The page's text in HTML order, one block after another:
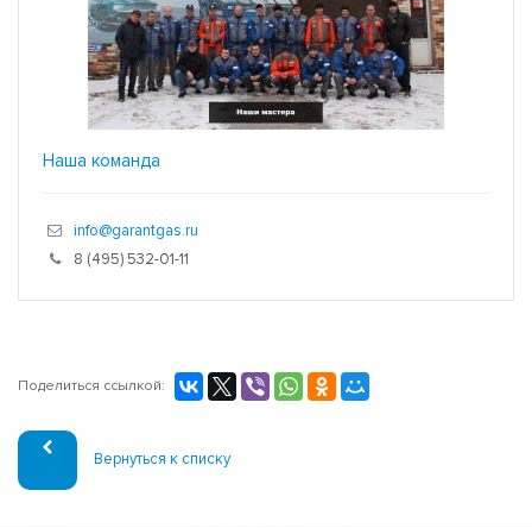
Наша команда
info@garantgas.ru
8 (495) 532-01-11
Поделиться ссылкой:
Вернуться к списку